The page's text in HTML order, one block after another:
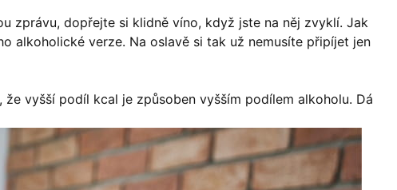
zprávu, dopřejte si klidně víno, když jste na něj zvyklí. Jak
alkoholické verze. Na oslavě si tak už nemusíte připíjet jen
vyšší podíl kcal je způsoben vyšším podílem alkoholu. Dá